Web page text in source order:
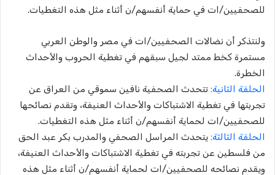
للصحفيين/ات في حماية أنفسهم/ن أثناء مثل هذه التغطيات.
ولنتذكر أن نضالات الصحفيين/ات في مصر والوطن العربي
مستمرة كخط ممتد لجيل سبقهم في تغطية الحروب والأحداث
الخطرة.
الحلقة الثانية: تتحدث الصحفية نافين سموقي من العراق عن
تجربتها في تغطية الاشتباكات والأحداث العنيفة، وتقدم نصائحها
للصحفيين/ات لحماية أنفسهم/ن أثناء مثل هذه التغطيات.
الحلقة الثالثة: يتحدث المراسل الصحفي والمدرب بكر عبد الحق
من فلسطين عن تجربته في تغطية الاشتباكات والأحداث العنيفة،
ويقدم نصائحه للصحفيين/ات لحماية أنفسهم/ن أثناء مثل هذه